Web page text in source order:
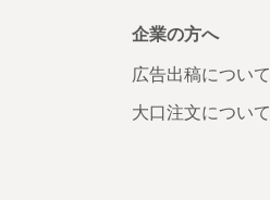
企業の方へ
広告出稿について
大口注文について